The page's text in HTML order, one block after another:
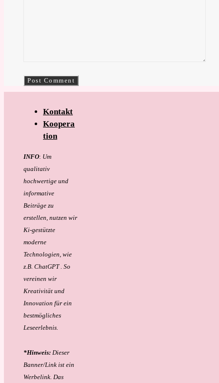
Kontakt
Koopera
tion
INFO: Um
qualitativ
hochwertige und
informative
Beiträge zu
erstellen, nutzen wir
Ki-gestützte
moderne
Technologien, wie
z.B. ChatGPT . So
vereinen wir
Kreativität und
Innovation für ein
bestmögliches
Leseerlebnis.
*Hinweis: Dieser
Banner/Link ist ein
Werbelink. Das